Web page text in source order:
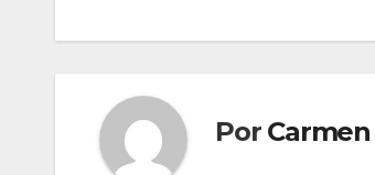
Por